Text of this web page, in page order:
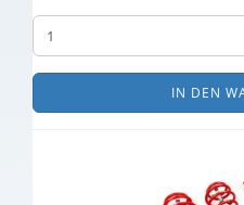
IN DEN